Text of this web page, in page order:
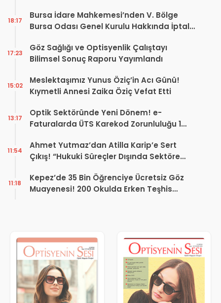
Bursa İdare Mahkemesi’nden V. Bölge
Bursa Odası Genel Kurulu Hakkında İptal
18:17
Göz Sağlığı ve Optisyenlik Çalıştayı
Bilimsel Sonuç Raporu Yayımlandı
17:23
Meslektaşımız Yunus Öziç’in Acı Günü!
Kıymetli Annesi Zaika Öziç Vefat Etti
15:02
Optik Sektöründe Yeni Dönem! e-
Faturalarda ÜTS Karekod Zorunluluğu 1
13:17
Ahmet Yutmaz’dan Atilla Karip’e Sert
Çıkış! “Hukuki Süreçler Dışında Sektöre
11:54
Kepez’de 35 Bin Öğrenciye Ücretsiz Göz
Muayenesi! 200 Okulda Erken Teşhis
11:18